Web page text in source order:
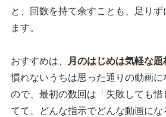
と、回数を持て余すことも、足り
ます。
おすすめは、月のはじめは気軽な題
慣れないうちは思った通りの動画
ので、最初の数回は「失敗しても
てて、どんな指示でどんな動画にな